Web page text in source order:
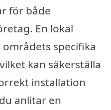
för både
En lokal
specifika
kan säkerställa
installation
anlitar en